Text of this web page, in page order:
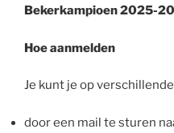
Bekerkampioen 2025-
Hoe aanmelden
Je kunt je op
door een mail te sturen